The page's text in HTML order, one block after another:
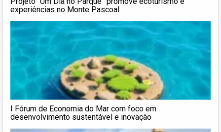
experiências no Monte Pascoal
I Fórum de Economia do Mar com foco em
desenvolvimento sustentável e inovação